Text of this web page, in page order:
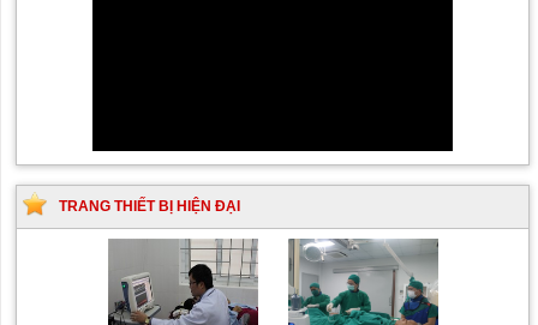
TRANG THIẾT BỊ HIỆN ĐẠI